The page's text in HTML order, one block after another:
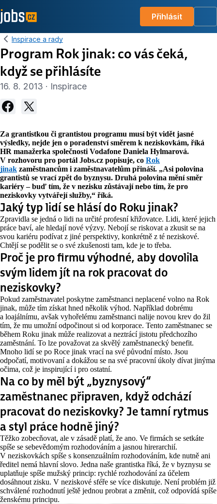
Přihlásit
Inspirace a rady
Program Rok jinak: co vás čeká,
když se přihlásíte
16. 8. 2013 · Inspirace
Za grantistkou či grantistou programu musí být vidět jasné
výsledky, nejde jen o poradenství směrem k neziskovkám, říká
HR manažerka společnosti Vodafone Daniela Hylmarová.
V rozhovoru pro portál Jobs.cz popisuje, co Rok
jinak zaměstnancům i zaměstnavatelům přináší. „Asi polovina
grantistů se vrací zpět do byznysu. Druhá polovina mění směr
kariéry – buď tím, že v nezisku zůstávají nebo tím, že pro
neziskovky vytvářejí služby,“ říká.
Jaký typ lidí se hlásí do Roku jinak?
Zpravidla se jedná o lidi na určité profesní křižovatce. Lidi, které jejich
práce baví, ale hledají nové výzvy. Nebojí se riskovat a zkusit se na
svou kariéru podívat z jiné perspektivy, konkrétně z té neziskové.
Chtějí se podělit se o své zkušenosti tam, kde je to třeba.
Proč je pro firmu výhodné, aby dovolila
svým lidem jít na rok pracovat do
neziskovky?
Pokud zaměstnavatel poskytne zaměstnanci neplacené volno na Rok
jinak, může tím získat hned několik výhod. Například dobrému
a loajálnímu, avšak vyhořelému zaměstnanci nalije novou krev do žil
tím, že mu umožní odpočinout si od korporace. Tento zaměstnanec se
během Roku jinak může realizovat a neztrácí jistotu předchozího
zaměstnání. To lze považovat za skvělý zaměstnanecký benefit.
Mnoho lidí se po Roce jinak vrací na své původní místo. Jsou
odpočatí, motivovaní a dokážou se na své pracovní úkoly dívat jinýma
očima, což je inspirující i pro ostatní.
Na co by měl být „byznysový“
zaměstnanec připraven, když odchází
pracovat do neziskovky? Je tamní rytmus
a styl práce hodně jiný?
Těžko zobecňovat, ale v zásadě platí, že ano. Ve firmách se setkáte
spíše se sebevědomým rozhodováním a jasnou hirerarchií.
V neziskovkách spíše s konsenzuálním rozhodováním, kde nutně ani
ředitel nemá hlavní slovo. Jedna naše grantistka říká, že v byznysu se
uplatňuje spíše mužský princip: rychlé rozhodování za účelem
dosáhnout zisku. V neziskové sféře se více diskutuje. Není problém již
schválené rozhodnutí ještě jednou probrat a změnit, což odpovídá spíše
ženskému principu.